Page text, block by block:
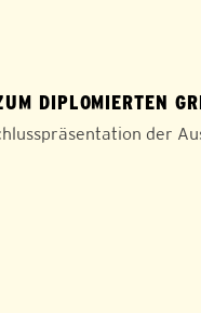
DIPLOMIERTEN
der